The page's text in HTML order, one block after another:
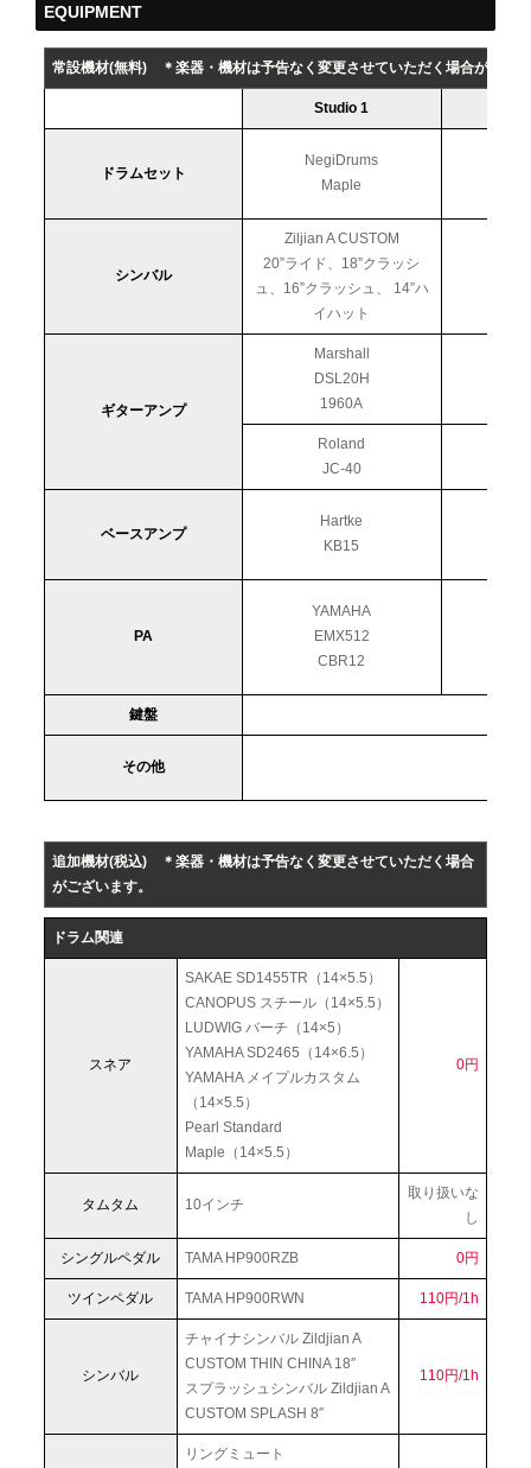
EQUIPMENT
常設機材(無料)＊楽器・機材は予告なく変更させていただく場合がござ
Studio 1
ドラムセット
NegiDrums
Maple
シンバル
Ziljian A CUSTOM
20”ライド、18”クラッシ
ュ、16”クラッシュ、 14”ハ
イハット
ギターアンプ
Marshall
DSL20H
1960A
Roland
JC-40
ベースアンプ
Hartke
KB15
PA
YAMAHA
EMX512
CBR12
鍵盤
その他
追加機材(税込)＊楽器・機材は予告なく変更させていただく場合
がございます。
ドラム関連
スネア
SAKAE SD1455TR（14×5.5）
CANOPUS スチール（14×5.5）
LUDWIG バーチ（14×5）
YAMAHA SD2465（14×6.5）
YAMAHA メイプルカスタム
（14×5.5）
Pearl Standard
Maple（14×5.5）
0円
タムタム 10インチ
取り扱いな
し
シングルペダル TAMA HP900RZB 0円
ツインペダル TAMA HP900RWN 110円/1h
シンバル
チャイナシンバル Zildjian A
CUSTOM THIN CHINA 18″
スプラッシュシンバル Zildjian A
CUSTOM SPLASH 8″
110円/1h
リングミュート